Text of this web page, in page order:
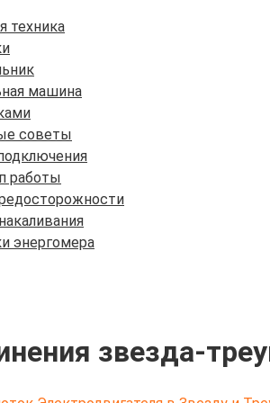
техника
машина
советы
работы
энергомера
звезда-